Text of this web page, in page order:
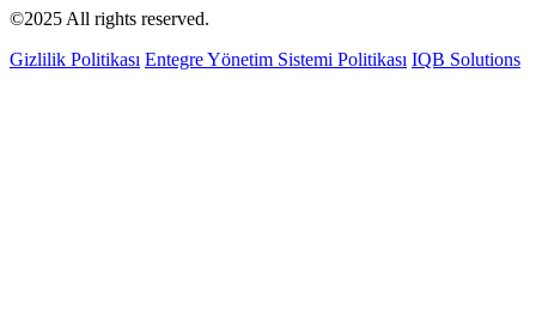
©2025 All rights reserved.
Gizlilik Politikası Entegre Yönetim Sistemi Politikası IQB Solutions